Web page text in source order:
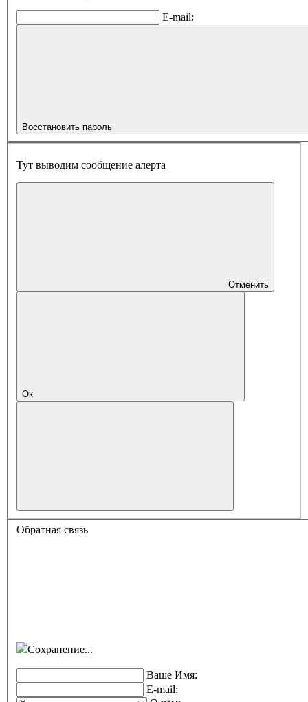
E-mail:
Восстановить пароль
Тут выводим сообщение алерта
Отменить
Ок
Обратная связь
Сохранение...
Ваше Имя:
E-mail: